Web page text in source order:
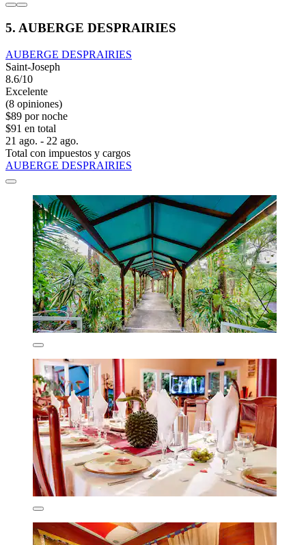
5. AUBERGE DESPRAIRIES
AUBERGE DESPRAIRIES
Saint-Joseph
8.6/10
Excelente
(8 opiniones)
$89 por noche
$91 en total
21 ago. - 22 ago.
Total con impuestos y cargos
AUBERGE DESPRAIRIES